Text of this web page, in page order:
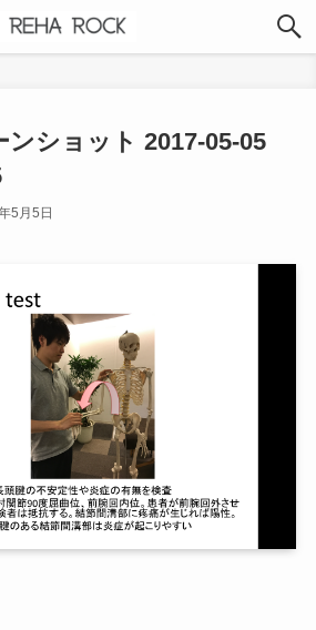
ンショット 2017-05-05
5月5日